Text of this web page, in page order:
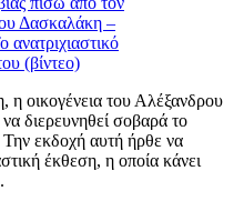
Δασκαλάκη –
(βίντεο)
η οικογένεια του Αλέξανδρου
διερευνηθεί σοβαρά το
Την εκδοχή αυτή ήρθε να
έκθεση, η οποία κάνει